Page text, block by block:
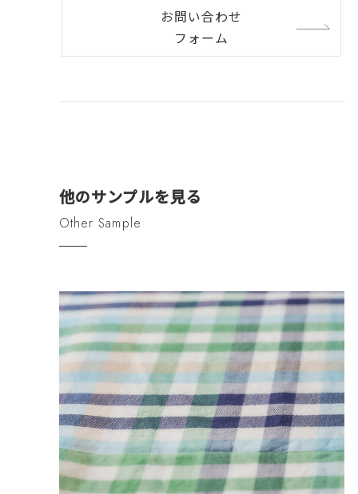
お問い合わせ
フォーム
他のサンプルを見る
Other Sample